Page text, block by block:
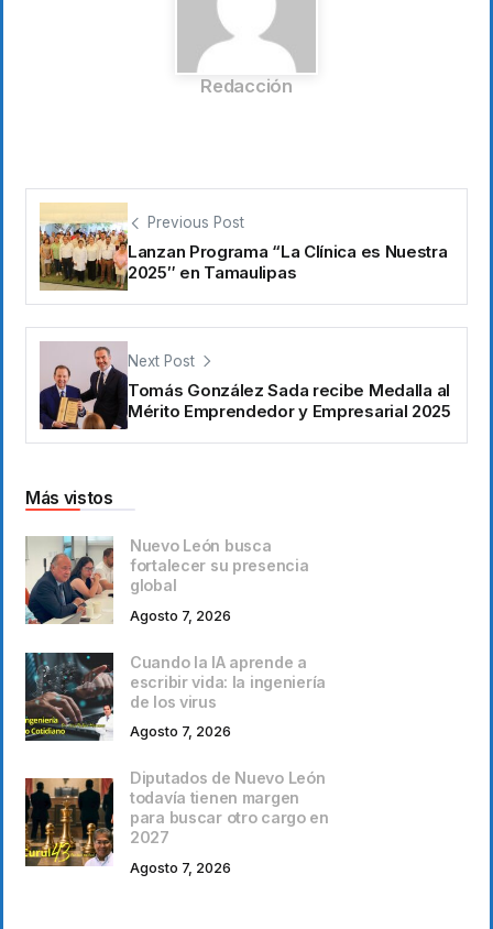
Redacción
Previous Post
Lanzan Programa “La Clínica es Nuestra
2025″ en Tamaulipas
Next Post
Tomás González Sada recibe Medalla al
Mérito Emprendedor y Empresarial 2025
Más vistos
Nuevo León busca
fortalecer su presencia
global
Agosto 7, 2026
Cuando la IA aprende a
escribir vida: la ingeniería
de los virus
Agosto 7, 2026
Diputados de Nuevo León
todavía tienen margen
para buscar otro cargo en
2027
Agosto 7, 2026